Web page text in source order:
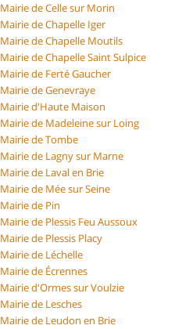
Mairie de Celle sur Morin
Mairie de Chapelle Iger
Mairie de Chapelle Moutils
Mairie de Chapelle Saint Sulpice
Mairie de Ferté Gaucher
Mairie de Genevraye
Mairie d'Haute Maison
Mairie de Madeleine sur Loing
Mairie de Tombe
Mairie de Lagny sur Marne
Mairie de Laval en Brie
Mairie de Mée sur Seine
Mairie de Pin
Mairie de Plessis Feu Aussoux
Mairie de Plessis Placy
Mairie de Léchelle
Mairie de Écrennes
Mairie d'Ormes sur Voulzie
Mairie de Lesches
Mairie de Leudon en Brie